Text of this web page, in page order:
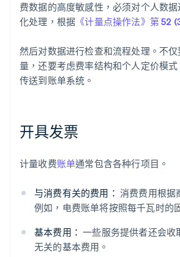
费数据的高度敏感性，必须对个人数
化处理，根据 《计量点操作法》第 52
然后对数据进行检查和流程处理。不
量，还要考虑费率结构和个人定价模
传送到账单系统。
开具发票
计量收费账单通常包含各种行项目。
与消费有关的费用： 消费费用根据
例如，电费账单将按照每千瓦时的
基本费用： 一些服务提供者还会收
无关的基本费用。